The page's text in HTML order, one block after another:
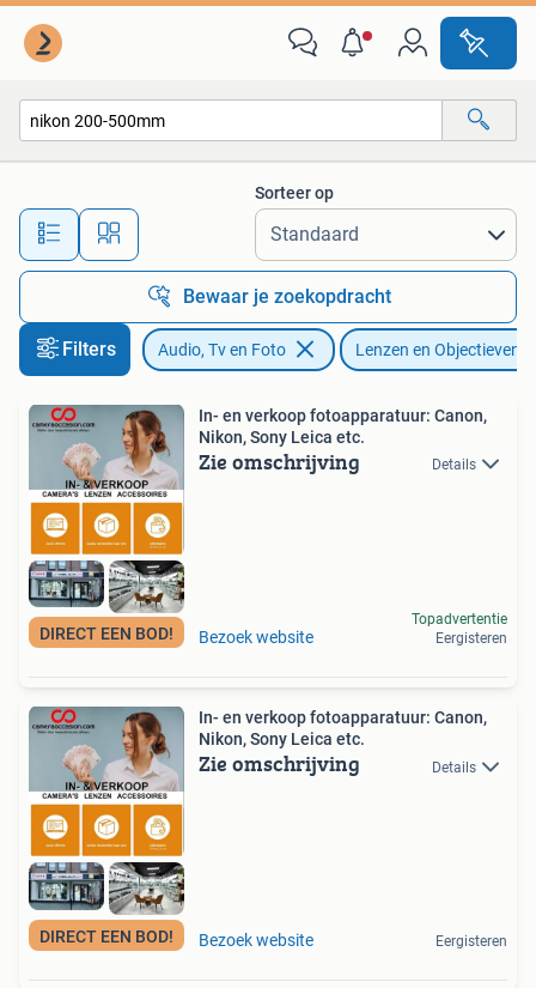
Alle afstanden…
Sorteer op
Bewaar je zoekopdracht
Filters Audio, Tv en Foto Lenzen en Objectieven
DIRECT EEN BOD!
In- en verkoop fotoapparatuur: Canon,
Nikon, Sony Leica etc.
Zie omschrijving Details
Bezoek website
Topadvertentie
Eergisteren
DIRECT EEN BOD!
In- en verkoop fotoapparatuur: Canon,
Nikon, Sony Leica etc.
Zie omschrijving Details
Bezoek website Eergisteren